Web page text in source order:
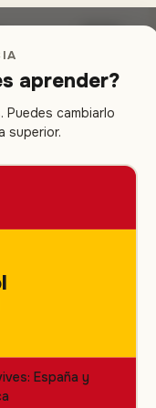
aprender?
Puedes cambiarlo
superior.
España y
de trabajo y de
fluidez,